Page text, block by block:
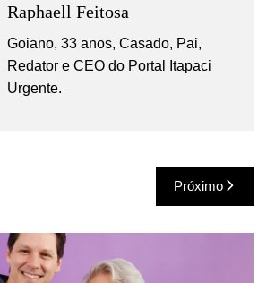
Raphaell Feitosa
Goiano, 33 anos, Casado, Pai,
Redator e CEO do Portal Itapaci
Urgente.
Próximo